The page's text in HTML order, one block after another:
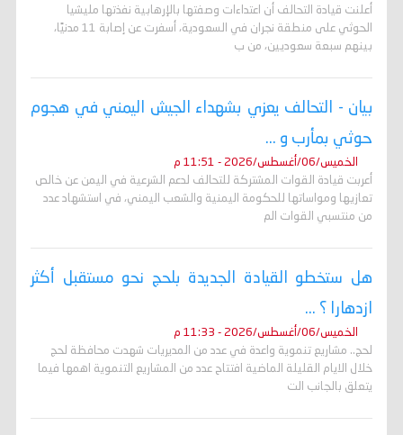
أعلنت قيادة التحالف أن اعتداءات وصفتها بالإرهابية نفذتها مليشيا
الحوثي على منطقة نجران في السعودية، أسفرت عن إصابة 11 مدنيًا،
بينهم سبعة سعوديين، من ب
بيان - التحالف يعزي بشهداء الجيش اليمني في هجوم
حوثي بمأرب و ...
الخميس/06/أغسطس/2026 - 11:51 م
أعربت قيادة القوات المشتركة للتحالف لدعم الشرعية في اليمن عن خالص
تعازيها ومواساتها للحكومة اليمنية والشعب اليمني، في استشهاد عدد
من منتسبي القوات الم
هل ستخطو القيادة الجديدة بلحج نحو مستقبل أكثر
ازدهارا ؟ ...
الخميس/06/أغسطس/2026 - 11:33 م
لحج.. مشاريع تنموية واعدة في عدد من المديريات شهدت محافظة لحج
خلال الايام القليلة الماضية افتتاح عدد من المشاريع التنموية اهمها فيما
يتعلق بالجانب الت